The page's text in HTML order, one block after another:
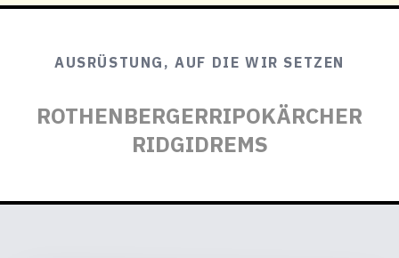
AUSRÜSTUNG, AUF DIE WIR SETZEN
ROTHENBERGERRIPOKÄRCHER
RIDGIDREMS